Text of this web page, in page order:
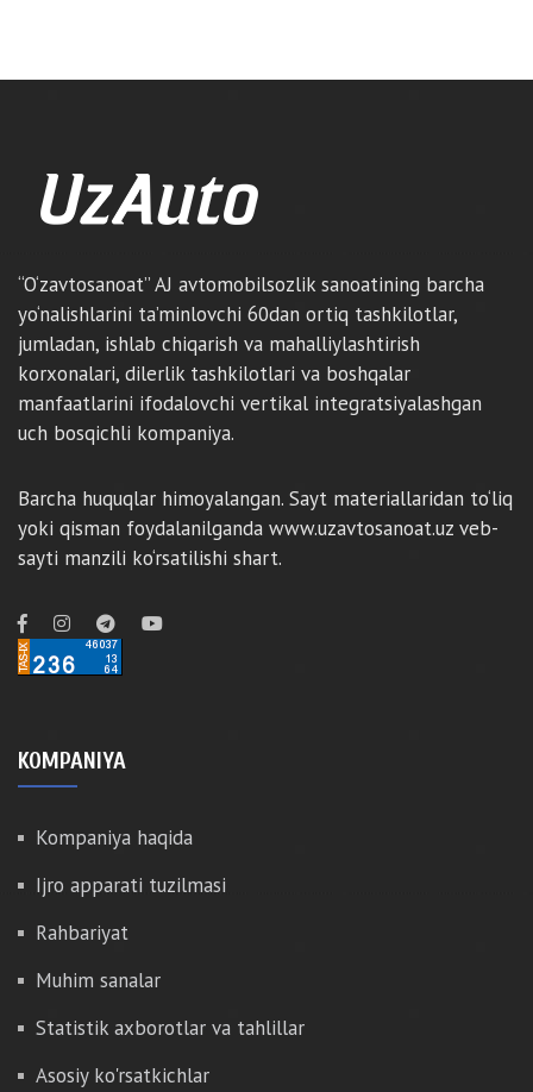
“O‘zavtosanoat” AJ avtomobilsozlik sanoatining barcha
yo‘nalishlarini ta’minlovchi 60dan ortiq tashkilotlar,
jumladan, ishlab chiqarish va mahalliylashtirish
korxonalari, dilerlik tashkilotlari va boshqalar
manfaatlarini ifodalovchi vertikal integratsiyalashgan
uch bosqichli kompaniya.
Barcha huquqlar himoyalangan. Sayt materiallaridan to‘liq
yoki qisman foydalanilganda www.uzavtosanoat.uz veb-
sayti manzili ko‘rsatilishi shart.
KOMPANIYA
Kompaniya haqida
Ijro apparati tuzilmasi
Rahbariyat
Muhim sanalar
Statistik axborotlar va tahlillar
Asosiy ko'rsatkichlar